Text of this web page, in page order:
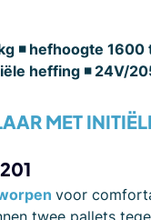
◾ hefhoogte 1600
heffing ◾ 24V/
MET
voor
twee pallets